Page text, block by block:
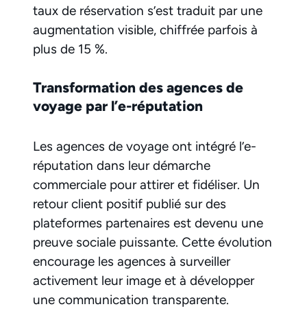
taux de réservation s’est traduit par une
augmentation visible, chiffrée parfois à
plus de 15 %.
Transformation des agences de
voyage par l’e-réputation
Les agences de voyage ont intégré l’e-
réputation dans leur démarche
commerciale pour attirer et fidéliser. Un
retour client positif publié sur des
plateformes partenaires est devenu une
preuve sociale puissante. Cette évolution
encourage les agences à surveiller
activement leur image et à développer
une communication transparente.